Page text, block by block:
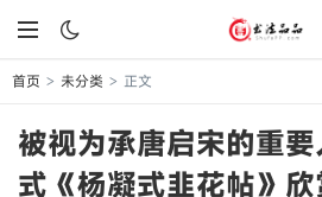
首页 > 未分类 > 正文
被视为承唐启宋的重
式《杨凝式韭花帖》欣